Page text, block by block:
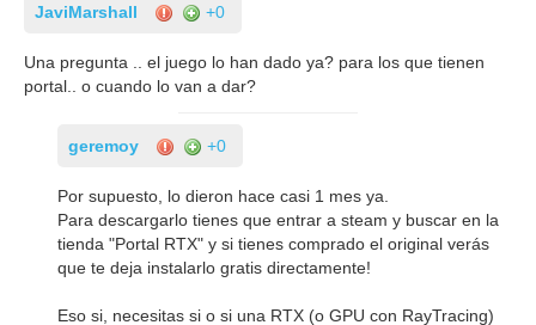
JaviMarshall +0
Una pregunta .. el juego lo han dado ya? para los que tienen
portal.. o cuando lo van a dar?
geremoy +0
Por supuesto, lo dieron hace casi 1 mes ya.
Para descargarlo tienes que entrar a steam y buscar en la
tienda "Portal RTX" y si tienes comprado el original verás
que te deja instalarlo gratis directamente!
Eso si, necesitas si o si una RTX (o GPU con RayTracing)